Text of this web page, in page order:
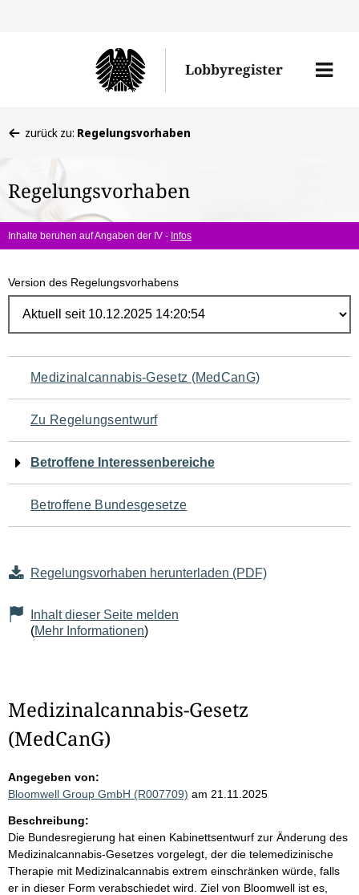
Lobbyregister
Menü
befinden
hier:
zurück zu: Regelungsvorhaben
Regelungsvorhaben
Inhalte beruhen auf Angaben der IV - Infos
Version des Regelungsvorhabens
Navigation
für
den
Seiteninhalt
Medizinalcannabis-Gesetz (MedCanG)
Zu Regelungsentwurf
Betroffene Interessenbereiche
Betroffene Bundesgesetze
Regelungsvorhaben herunterladen (PDF)
Inhalt dieser Seite melden
(Mehr Informationen)
Medizinalcannabis-Gesetz
(MedCanG)
Angegeben von:
Bloomwell Group GmbH (R007709) am 21.11.2025
Beschreibung:
Die Bundesregierung hat einen Kabinettsentwurf zur Änderung des
Medizinalcannabis-Gesetzes vorgelegt, der die telemedizinische
Therapie mit Medizinalcannabis extrem einschränken würde, falls
er in dieser Form verabschiedet wird. Ziel von Bloomwell ist es,